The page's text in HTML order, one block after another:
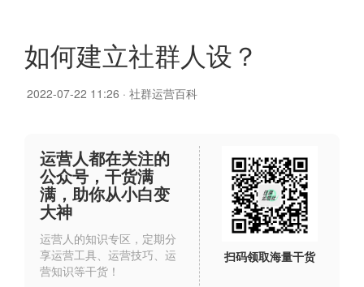
如何建立社群人设？
2022-07-22 11:26 · 社群运营百科
运营人都在关注的
公众号，干货满
满，助你从小白变
大神
运营人的知识专区，定期分
享运营工具、运营技巧、运
营知识等干货！
扫码领取海量干货